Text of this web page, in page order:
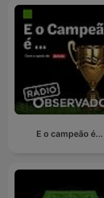
E o campeão é...